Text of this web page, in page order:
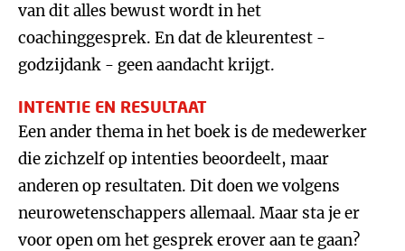
van dit alles bewust wordt in het
coachinggesprek. En dat de kleurentest -
godzijdank - geen aandacht krijgt.
INTENTIE EN RESULTAAT
Een ander thema in het boek is de medewerker
die zichzelf op intenties beoordeelt, maar
anderen op resultaten. Dit doen we volgens
neurowetenschappers allemaal. Maar sta je er
voor open om het gesprek erover aan te gaan?